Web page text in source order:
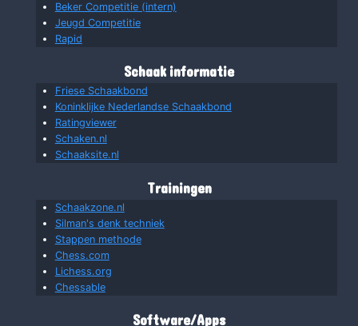
Beker Competitie (intern)
Jeugd Competitie
Rapid
Schaak informatie
Friese Schaakbond
Koninklijke Nederlandse Schaakbond
Ratingviewer
Schaken.nl
Schaaksite.nl
Trainingen
Schaakzone.nl
Silman's denk techniek
Stappen methode
Chess.com
Lichess.org
Chessable
Software/Apps